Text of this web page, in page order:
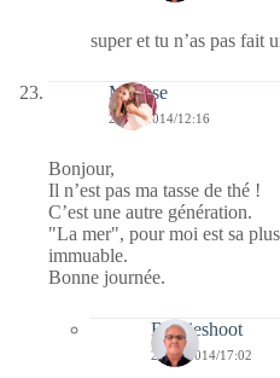
super et tu n’as pas fait
Mousse
26/11/2014/12:16
Bonjour,
Il n’est pas ma tasse de thé !
C’est une autre génération.
"La mer", pour moi est sa
immuable.
Bonne journée.
Bernieshoot
27/11/2014/17:02